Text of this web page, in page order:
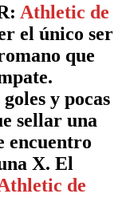
Athletic de
el único ser
que
y pocas
sellar una
encuentro
X. El
de